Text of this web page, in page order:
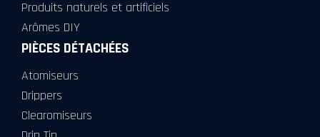
Produits naturels et artificiels
Arômes DIY
PIÈCES DÉTACHÉES
Atomiseurs
Drippers
Clearomiseurs